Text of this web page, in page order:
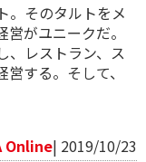
。そのタルトをメ
がユニークだ。
、レストラン、ス
する。そして、
Online| 2019/10/23